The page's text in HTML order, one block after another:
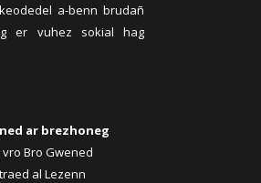
a-benn brudañ
er vuhez sokial hag
ar brezhoneg
vro Bro Gwened
al Lezenn